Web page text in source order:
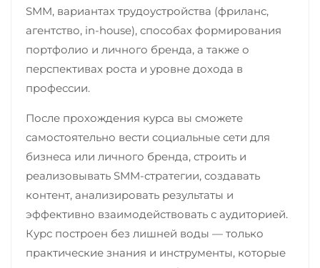
SMM, вариантах трудоустройства (фриланс,
агентство, in-house), способах формирования
портфолио и личного бренда, а также о
перспективах роста и уровне дохода в
профессии.
После прохождения курса вы сможете
самостоятельно вести социальные сети для
бизнеса или личного бренда, строить и
реализовывать SMM-стратегии, создавать
контент, анализировать результаты и
эффективно взаимодействовать с аудиторией.
Курс построен без лишней воды — только
практические знания и инструменты, которые